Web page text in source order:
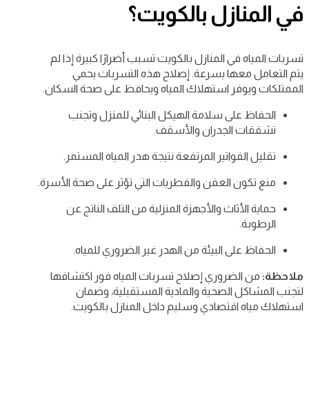
في المنازل بالكويت؟
تسربات المياه في المنازل بالكويت تسبب أضرارًا كبيرة إذا لم
يتم التعامل معها بسرعة. إصلاح هذه التسربات يحمي
الممتلكات ويوفر استهلاك المياه ويحافظ على صحة السكان.
الحفاظ على سلامة الهيكل البنائي للمنزل وتجنب
تشققات الجدران والأسقف.
تقليل الفواتير المرتفعة نتيجة هدر المياه المستمر.
منع تكون العفن والفطريات التي تؤثر على صحة الأسرة.
حماية الأثاث والأجهزة المنزلية من التلف الناتج عن
الرطوبة.
الحفاظ على البيئة من الهدر غير الضروري للمياه.
ملاحظة: من الضروري إصلاح تسربات المياه فور اكتشافها
لتجنب المشاكل الصحية والمادية المستقبلية، وضمان
استهلاك مياه اقتصادي وسليم داخل المنازل بالكويت.